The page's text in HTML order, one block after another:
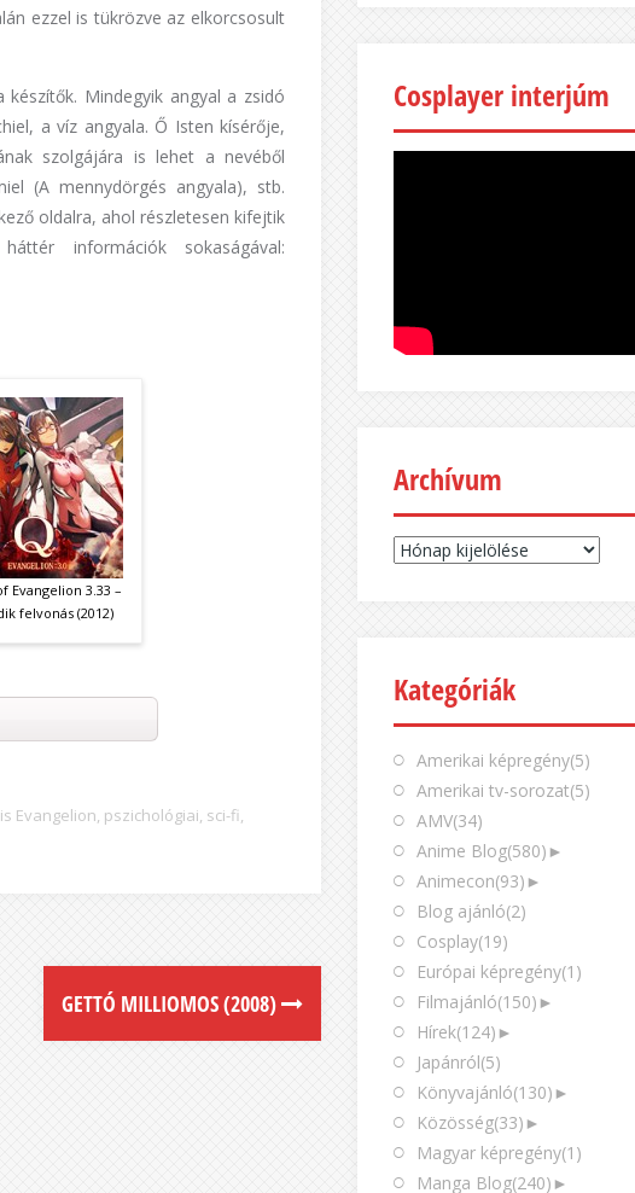
ezzel is tükrözve az elkorcsosult
Mindegyik angyal a zsidó
a víz angyala. Ő Isten kísérője,
szolgájára is lehet a nevéből
(A mennydörgés angyala), stb.
oldalra, ahol részletesen kifejtik
információk sokaságával:
Evangelion 3.33 –
felvonás (2012)
Evangelion, pszichológiai, sci-fi,
GETTÓ MILLIOMOS (2008)
Cosplayer interjúm
Archívum
Archívum
Kategóriák
Amerikai képregény(5)
Amerikai tv-sorozat(5)
AMV(34)
Anime Blog(580) ►
Animecon(93) ►
Blog ajánló(2)
Cosplay(19)
Európai képregény(1)
Filmajánló(150) ►
Hírek(124) ►
Japánról(5)
Könyvajánló(130) ►
Közösség(33) ►
Magyar képregény(1)
Manga Blog(240) ►